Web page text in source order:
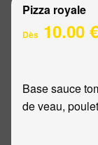
Pizza royale
Dès 10.00 €
Base sauce
de veau,